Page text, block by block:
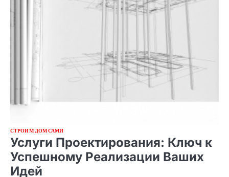
СТРОИМ ДОМ САМИ
Услуги Проектирования: Ключ к
Успешному Реализации Ваших
Идей